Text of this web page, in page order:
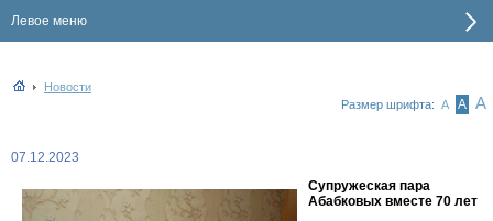
Левое меню
Новости
Размер шрифта: А А А
07.12.2023
Супружеская пара
Абабковых вместе 70 лет